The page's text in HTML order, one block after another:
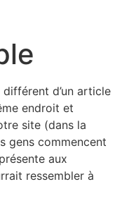
différent d’un article
endroit et
site (dans la
gens commencent
aux
ressembler à